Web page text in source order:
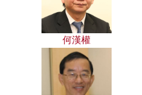
何漢權